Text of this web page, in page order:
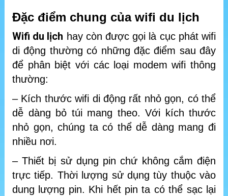
Đặc điểm chung của wifi du lịch
Wifi du lịch hay còn được gọi là cục phát wifi
di động thường có những đặc điểm sau đây
để phân biệt với các loại modem wifi thông
thường:
– Kích thước wifi di động rất nhỏ gọn, có thể
dễ dàng bỏ túi mang theo. Với kích thước
nhỏ gọn, chúng ta có thể dễ dàng mang đi
nhiều nơi.
– Thiết bị sử dụng pin chứ không cắm điện
trực tiếp. Thời lượng sử dụng tùy thuộc vào
dung lượng pin. Khi hết pin ta có thể sạc lại